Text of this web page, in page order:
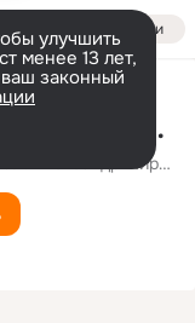
Войти
улучшить
менее 13 лет,
законный
Недописанный роман
Александр Миркин